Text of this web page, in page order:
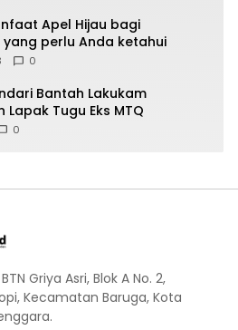
Apel Hijau bagi
yang perlu Anda ketahui
0
Bantah Lakukam
Lapak Tugu Eks MTQ
0
Griya Asri, Blok A No. 2,
Kecamatan Baruga, Kota